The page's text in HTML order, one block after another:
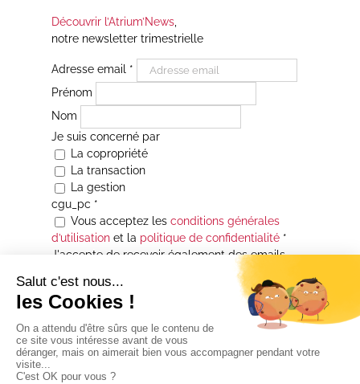
Découvrir l’Atrium’News,
notre newsletter trimestrielle
Adresse email *
Prénom
Nom
Je suis concerné par
La copropriété
La transaction
La gestion
cgu_pc *
Vous acceptez les conditions générales
d’utilisationet la politique de confidentialité*
J'accepte de recevoir également des emails
Je souhaite être informé(e) de toutes les
actualités immobilières des agences de la
Maison Atrium Gestion. À tout moment, vous
pourrez utiliser le lien de désabonnement
intégré aux courriers électroniques qui vous
seront envoyés.
* Champs obligatoires